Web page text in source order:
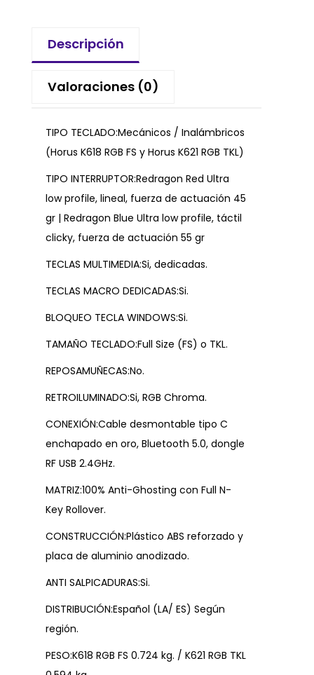
Descripción
Valoraciones (0)
TIPO TECLADO:Mecánicos / Inalámbricos
(Horus K618 RGB FS y Horus K621 RGB TKL)
TIPO INTERRUPTOR:Redragon Red Ultra
low profile, lineal, fuerza de actuación 45
gr | Redragon Blue Ultra low profile, táctil
clicky, fuerza de actuación 55 gr
TECLAS MULTIMEDIA:Si, dedicadas.
TECLAS MACRO DEDICADAS:Si.
BLOQUEO TECLA WINDOWS:Si.
TAMAÑO TECLADO:Full Size (FS) o TKL.
REPOSAMUÑECAS:No.
RETROILUMINADO:Si, RGB Chroma.
CONEXIÓN:Cable desmontable tipo C
enchapado en oro, Bluetooth 5.0, dongle
RF USB 2.4GHz.
MATRIZ:100% Anti-Ghosting con Full N-
Key Rollover.
CONSTRUCCIÓN:Plástico ABS reforzado y
placa de aluminio anodizado.
ANTI SALPICADURAS:Si.
DISTRIBUCIÓN:Español (LA/ ES) Según
región.
PESO:K618 RGB FS 0.724 kg. / K621 RGB TKL